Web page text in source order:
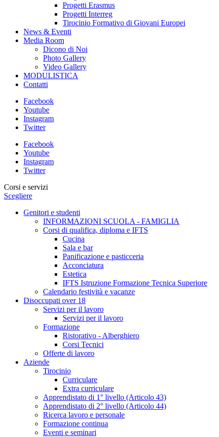
Progetti Erasmus
Progetti Interreg
Tirocinio Formativo di Giovani Europei
News & Eventi
Media Room
Dicono di Noi
Photo Gallery
Video Gallery
MODULISTICA
Contatti
Facebook
Youtube
Instagram
Twitter
Facebook
Youtube
Instagram
Twitter
Corsi e servizi
Scegliere
Genitori e studenti
INFORMAZIONI SCUOLA - FAMIGLIA
Corsi di qualifica, diploma e IFTS
Cucina
Sala e bar
Panificazione e pasticceria
Acconciatura
Estetica
IFTS Istruzione Formazione Tecnica Superiore
Calendario festività e vacanze
Disoccupati over 18
Servizi per il lavoro
Servizi per il lavoro
Formazione
Ristorativo - Alberghiero
Corsi Tecnici
Offerte di lavoro
Aziende
Tirocinio
Curriculare
Extra curriculare
Apprendistato di 1° livello (Articolo 43)
Apprendistato di 2° livello (Articolo 44)
Ricerca lavoro e personale
Formazione continua
Eventi e seminari